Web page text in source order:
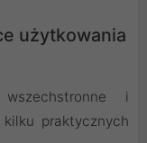
użytkowania
i
praktycznych